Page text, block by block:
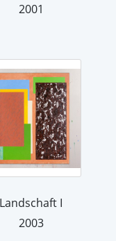
2001
Landschaft I
2003